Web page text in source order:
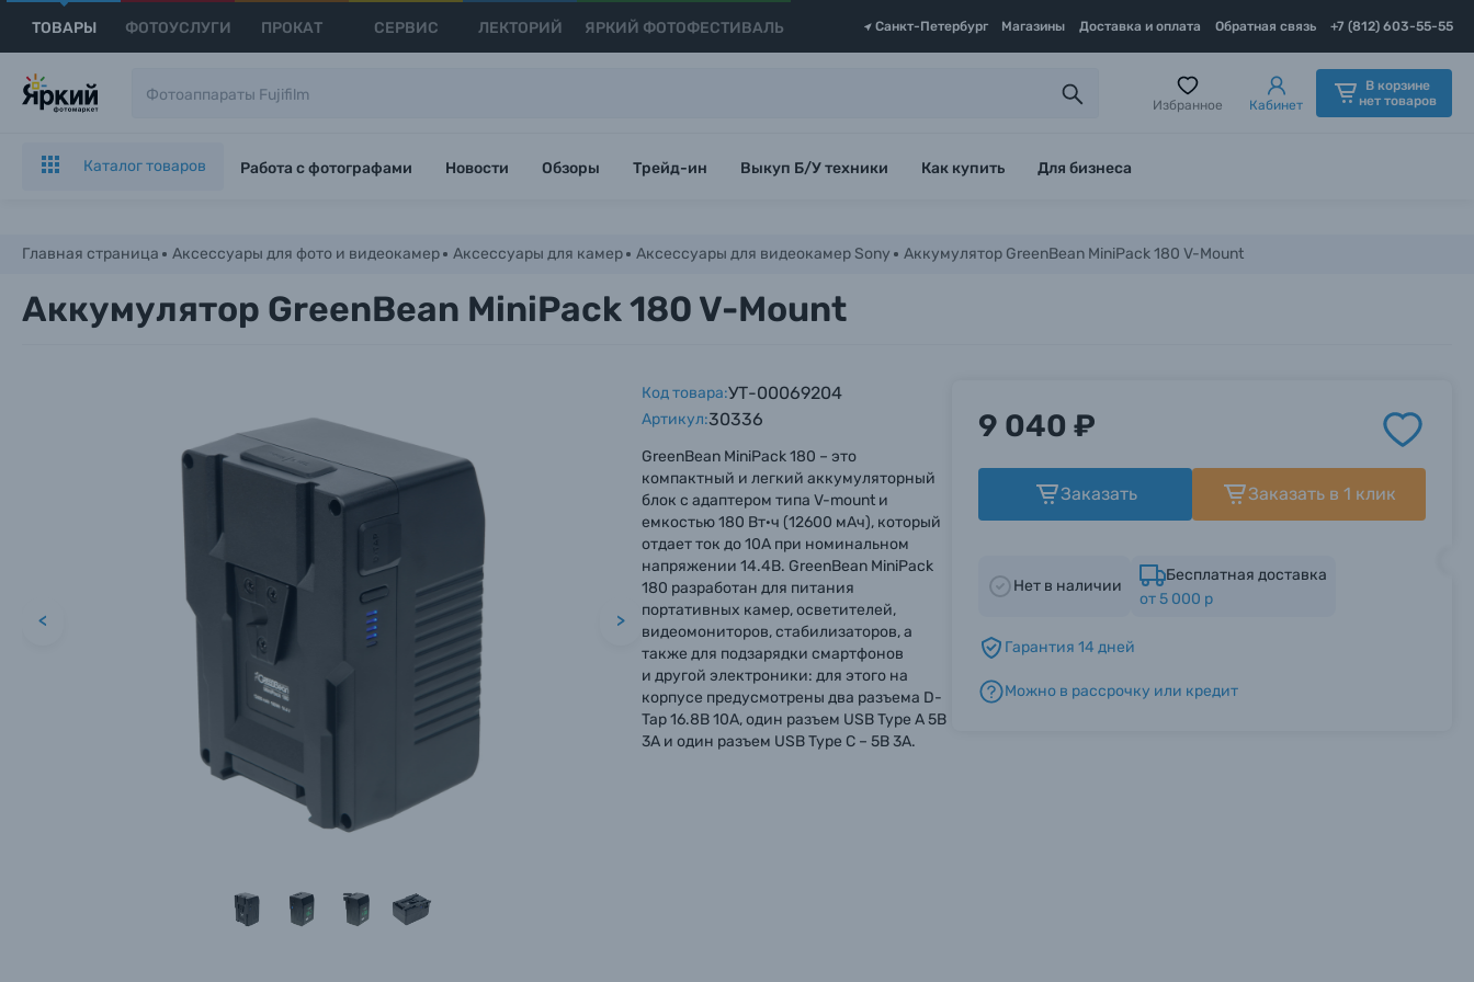
ТОВАРЫ ФОТОУСЛУГИ ПРОКАТ СЕРВИС ЛЕКТОРИЙ ЯРКИЙ ФОТОФЕСТИВАЛЬ Санкт-Петербург Магазины Доставка и оплата Обратная связь +7 (812) 603-55-55
Цифровые фотоаппараты
Избранное Кабинет
В корзине
нет товаров
Каталог товаров Работа с фотографами Новости Обзоры Трейд-ин Выкуп Б/У техники Как купить Для бизнеса
Главная страница Аксессуары для фото и видеокамер Аксессуары для камер Аксессуары для видеокамер Sony Аккумулятор GreenBean MiniPack 180 V-Mount
Аккумулятор GreenBean MiniPack 180 V-Mount
< >
Код товара:УТ-00069204
Артикул:30336
GreenBean MiniPack 180 – это
компактный и легкий аккумуляторный
блок с адаптером типа V-mount и
емкостью 180 Вт·ч (12600 мАч), который
отдает ток до 10А при номинальном
напряжении 14.4В. GreenBean MiniPack
180 разработан для питания
портативных камер, осветителей,
видеомониторов, стабилизаторов, а
также для подзарядки смартфонов
и другой электроники: для этого на
корпусе предусмотрены два разъема D-
Tap 16.8В 10A, один разъем USB Type А 5В
3А и один разъем USB Type C – 5В 3А.
9 040 ₽
Заказать Заказать в 1 клик
Нет в наличии
Бесплатная доставка
от 5 000 р
Гарантия 14 дней
Можно в рассрочку или кредит